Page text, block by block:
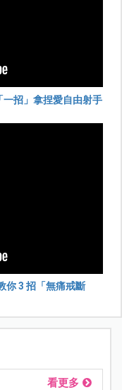
招」拿捏愛自由射手
你 3 招「無痛戒斷
看更多